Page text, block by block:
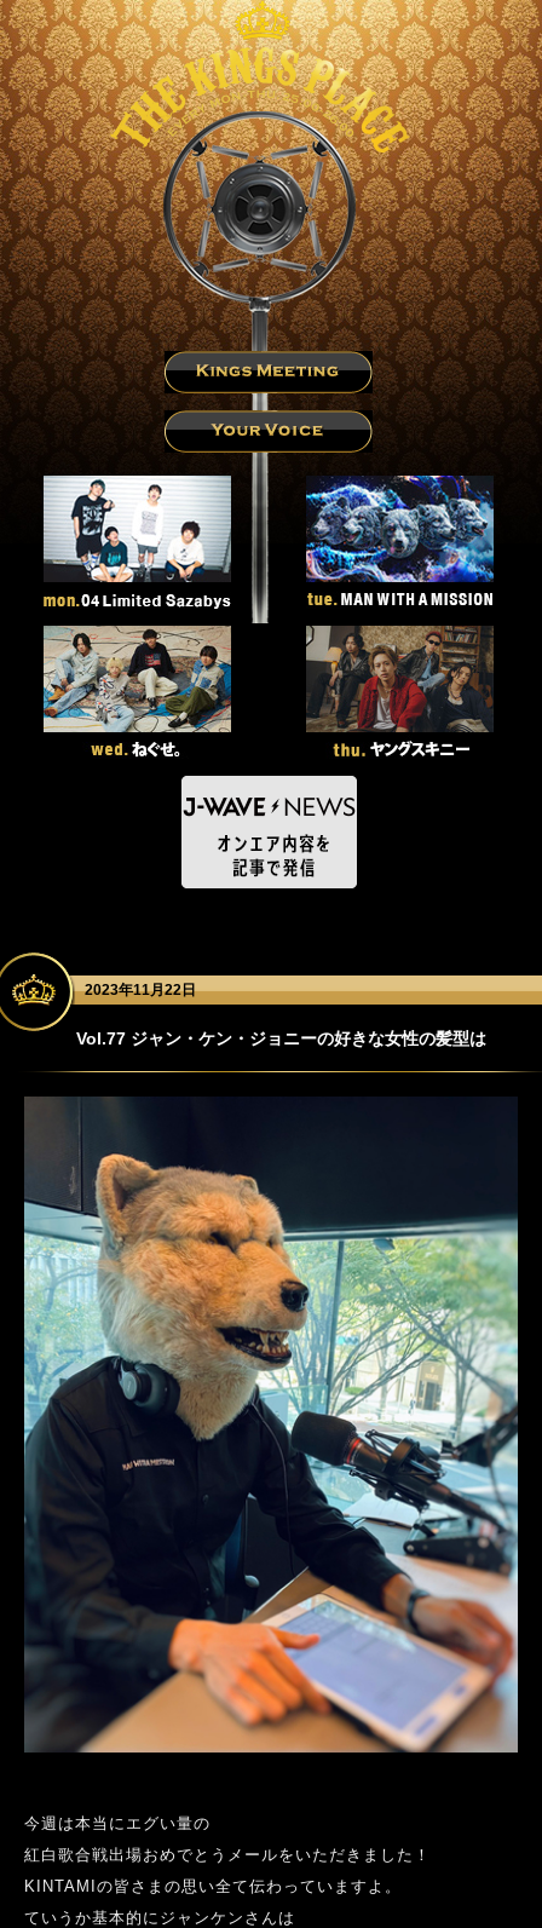
2023年11月22日
Vol.77 ジャン・ケン・ジョニーの好きな女性の髪型は
今週は本当にエグい量の
紅白歌合戦出場おめでとうメールをいただきました！
K INTAMI の皆さまの思い全て伝わっていますよ。
ていうか基本的にジャンケンさんは